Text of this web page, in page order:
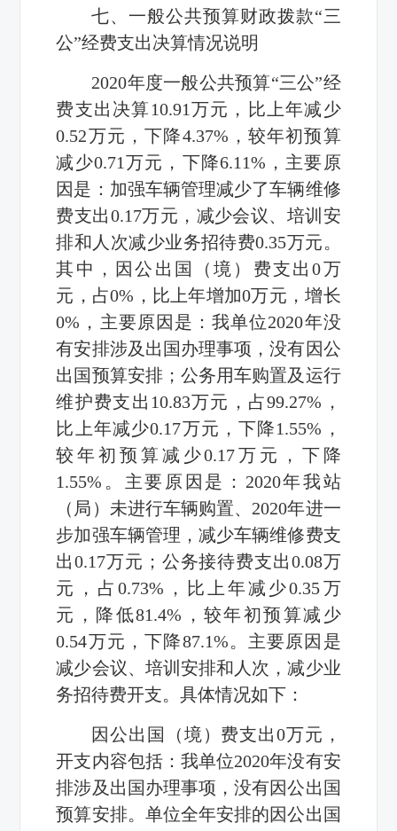
七、一般公共预算财政拨款“三
公”经费支出决算情况说明
2020年度一般公共预算“三公”经
费支出决算10.91万元，比上年减少
0.52万元，下降4.37%，较年初预算
减少0.71万元，下降6.11%，主要原
因是：加强车辆管理减少了车辆维修
费支出0.17万元，减少会议、培训安
排和人次减少业务招待费0.35万元。
其中，因公出国（境）费支出0万
元，占0%，比上年增加0万元，增长
0%，主要原因是：我单位2020年没
有安排涉及出国办理事项，没有因公
出国预算安排；公务用车购置及运行
维护费支出10.83万元，占99.27%，
比上年减少0.17万元，下降1.55%，
较年初预算减少0.17万元，下降
1.55%。主要原因是：2020年我站
（局）未进行车辆购置、2020年进一
步加强车辆管理，减少车辆维修费支
出0.17万元；公务接待费支出0.08万
元，占0.73%，比上年减少0.35万
元，降低81.4%，较年初预算减少
0.54万元，下降87.1%。主要原因是
减少会议、培训安排和人次，减少业
务招待费开支。具体情况如下：
因公出国（境）费支出0万元，
开支内容包括：我单位2020年没有安
排涉及出国办理事项，没有因公出国
预算安排。单位全年安排的因公出国